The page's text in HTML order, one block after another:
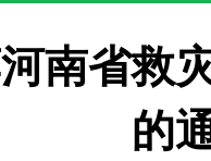
南省救
的